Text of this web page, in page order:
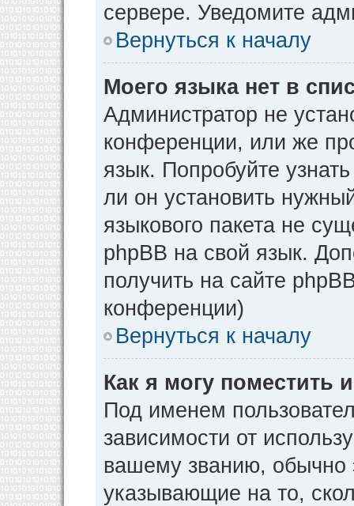
сервере. Уведомите
Вернуться к началу
Моего языка нет в
Администратор не
конференции, или же
язык. Попробуйте
ли он установить
языкового пакета не
phpBB на свой язык.
получить на сайте
конференции)
Вернуться к началу
Как я могу поместить
Под именем
зависимости от
вашему званию, обычно
указывающие на то,